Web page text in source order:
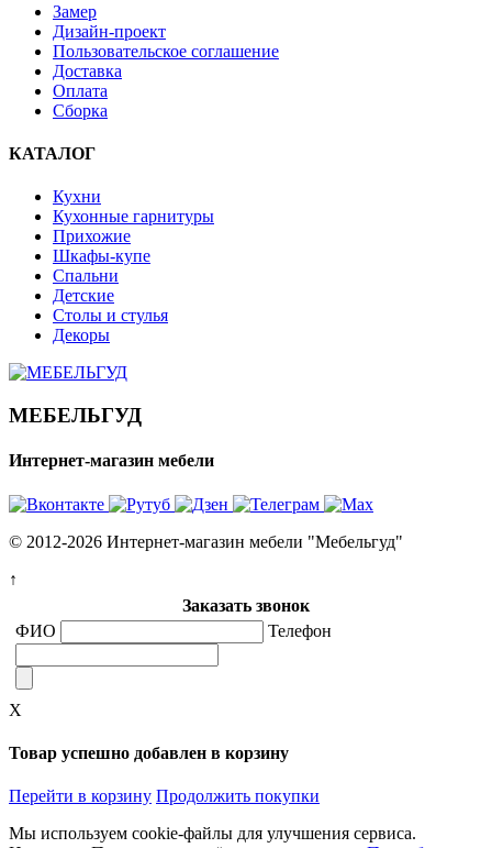
Замер
Дизайн-проект
Пользовательское соглашение
Доставка
Оплата
Сборка
КАТАЛОГ
Кухни
Кухонные гарнитуры
Прихожие
Шкафы-купе
Спальни
Детские
Столы и стулья
Декоры
МЕБЕЛЬГУД
Интернет-магазин мебели
© 2012-2026 Интернет-магазин мебели "Мебельгуд"
↑
Заказать звонок
ФИО
Телефон
X
Товар успешно добавлен в корзину
Перейти в корзину Продолжить покупки
Мы используем cookie-файлы для улучшения сервиса.